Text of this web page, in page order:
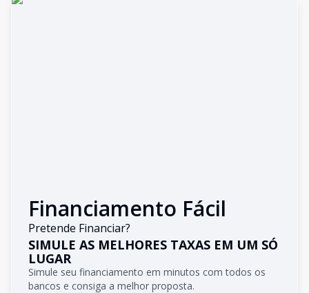
Financiamento Fácil
Pretende Financiar?
SIMULE AS MELHORES TAXAS EM UM SÓ
LUGAR
Simule seu financiamento em minutos com todos os
bancos e consiga a melhor proposta.